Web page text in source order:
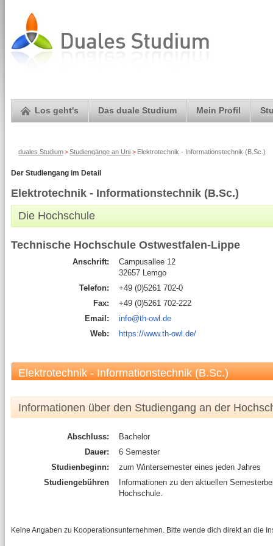
Los geht's Das duale Studium Mein Profil
duales Studium> Studiengänge an Uni > Elektrotechnik - Informationstechnik (B.Sc.)
Der Studiengang im Detail
Elektrotechnik - Informationstechnik (B.Sc.)
Die Hochschule
Technische Hochschule Ostwestfalen-Lippe
Anschrift:
Campusallee 12
32657 Lemgo
Telefon:
+49 (0)5261 702-0
Fax:
+49 (0)5261 702-222
Email:
info@th-owl.de
Web:
https://www.th-owl.de/
Elektrotechnik - Informationstechnik (B.Sc.)
Informationen über den Studiengang an der
Abschluss:
Bachelor
Dauer:
6 Semester
Studienbeginn:
zum Wintersemester eines jeden Jahres
Studiengebühren
Informationen zu den aktuellen
Hochschule.
Keine Angaben zu Kooperationsunternehmen. Bitte wende dich direkt an die